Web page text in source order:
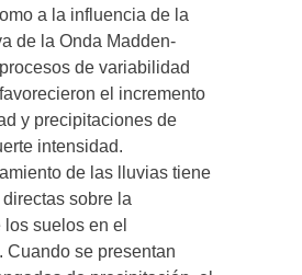
a la influencia de la
de la Onda Madden-
de variabilidad
el incremento
y precipitaciones de
intensidad.
de las lluvias tiene
sobre la
suelos en el
Cuando se presentan